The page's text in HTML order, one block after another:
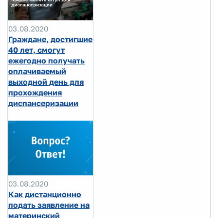
03.08.2020
Граждане, достигшие
40 лет, смогут
ежегодно получать
оплачиваемый
выходной день для
прохождения
диспансеризации
03.08.2020
Как дистанционно
подать заявление на
материнский